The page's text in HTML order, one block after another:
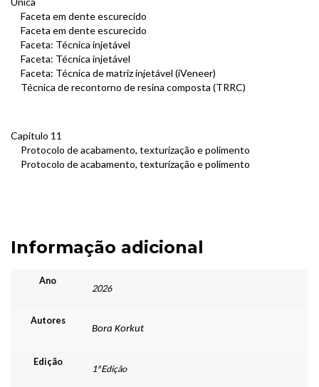
Faceta em dente escurecido
Faceta em dente escurecido
Faceta: Técnica injetável
Faceta: Técnica injetável
Faceta: Técnica de matriz injetável (iVeneer)
Técnica de recontorno de resina composta (TRRC)
Capítulo 11
Protocolo de acabamento, texturização e polimento
Protocolo de acabamento, texturização e polimento
Informação adicional
Ano
2026
Autores
Bora Korkut
Edição
1ª Edição